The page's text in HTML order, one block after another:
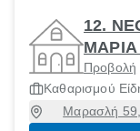
12.
Προβολή
Καθαρισμού
Μαρασλή 59,